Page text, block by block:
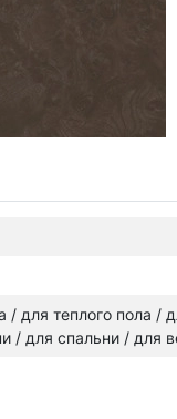
/ для теплого пола
/ для спальни / для